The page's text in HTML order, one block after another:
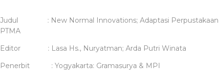
Judul
: New Normal Innovations; Adaptasi Perpustakaan
PTMA
Editor
: Lasa Hs., Nuryatman; Arda Putri Winata
Penerbit
: Yogyakarta: Gramasurya & MPI